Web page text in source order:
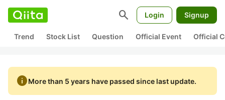
search Login Signup
Trend Stock List Question Official Event Official
infoMore than 5 years have passed since last update.